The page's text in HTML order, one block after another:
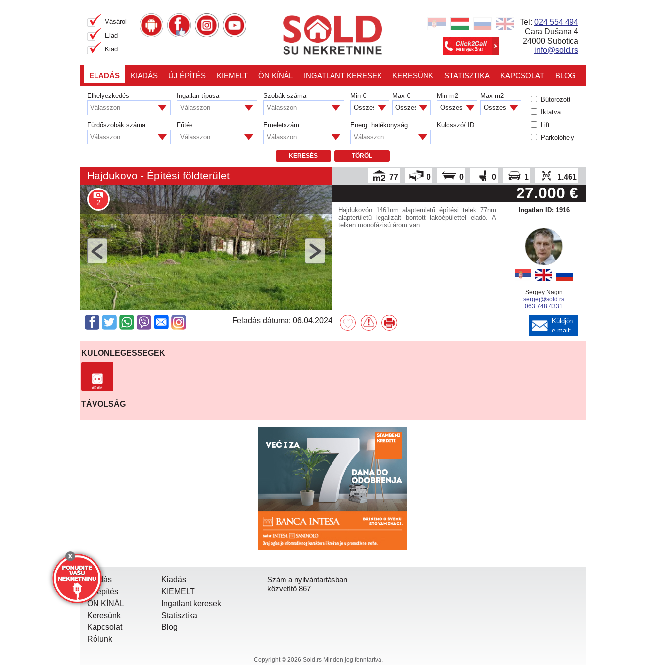
Vásárol
Elad
Kiad
Tel: 024 554 494
Cara Dušana 4
24000 Subotica
info@sold.rs
ELADÁS KIADÁS ÚJ ÉPÍTÉS KIEMELT ÖN KÍNÁL INGATLANT KERESEK KERESÜNK STATISZTIKA KAPCSOLAT BLOG
Elhelyezkedés
Válasszon
Ingatlan típusa
Válasszon
Szobák száma
Válasszon
Min € Max € Min m2 Max m2
Fürdőszobák száma
Válasszon
Fűtés
Válasszon
Emeletszám
Válasszon
Energ. hatékonyság
Válasszon
Kulcsszó/ ID
Bútorozott
Iktatva
Lift
Parkolóhely
KERESÉS TÖRÖL
Hajdukovo - Építési földterület 77 0 0 0 1 1.461
2
27.000 €
Hajdukovón 1461nm alapterületű építési telek 77nm
alapterületű legalizált bontott lakóépülettel eladó. A
telken monofázisú árom van.
Ingatlan ID: 1916
Sergey Nagin
sergej@sold.rs
063 748 4331
Feladás dátuma: 06.04.2024
Küldjön
e-mailt
KÜLÖNLEGESSÉGEK
ÁRAM
TÁVOLSÁG
Eladás
Kiadás
Új építés
KIEMELT
ÖN KÍNÁL
Ingatlant keresek
Keresünk
Statisztika
Kapcsolat
Blog
Rólunk
Szám a nyilvántartásban
közvetítő 867
Copyright © 2026 Sold.rs Minden jog fenntartva.